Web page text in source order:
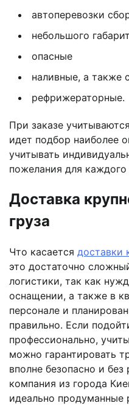
автоперевозки
небольшого
опасные
наливные, а также
рефрижераторные.
При заказе
идет подбор наиболее
учитывать
пожелания для каждого
Доставка
груза
Что касается доставки
это достаточно
логистики, так как
оснащении, а также в
персонале и
правильно. Если
профессионально,
можно гарантировать
вполне безопасно и
компания из города
идеально продуманные